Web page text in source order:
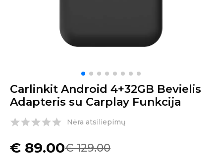
Carlinkit Android 4+32GB Bevielis
Adapteris su Carplay Funkcija
Nėra atsiliepimų
€129.00
€ 89.00